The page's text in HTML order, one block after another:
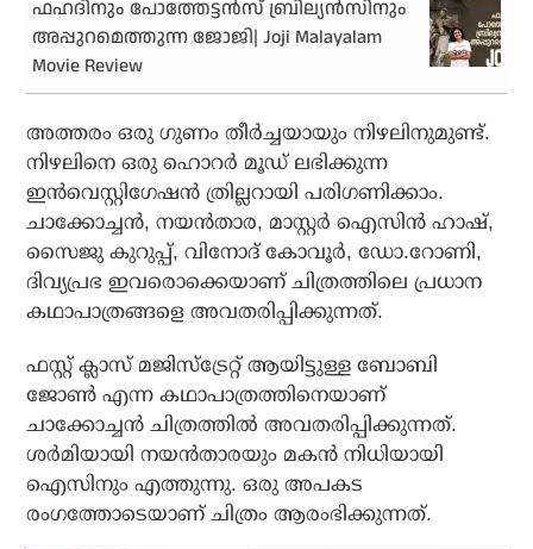
ഫഹദിനും പോത്തേട്ടന്‍സ് ബ്രില്യന്‍സിനും
അപ്പുറമെത്തുന്ന ജോജി| Joji Malayalam
Movie Review
അത്തരം ഒരു ഗുണം തീര്‍ച്ചയായും നിഴലിനുമുണ്ട്.
നിഴലിനെ ഒരു ഹൊറര്‍ മൂഡ് ലഭിക്കുന്ന
ഇന്‍വെസ്റ്റിഗേഷന്‍ ത്രില്ലറായി പരിഗണിക്കാം.
ചാക്കോച്ചന്‍, നയന്‍താര, മാസ്റ്റര്‍ ഐസിന്‍ ഹാഷ്,
സൈജു കുറുപ്പ്, വിനോദ് കോവൂര്‍, ഡോ.റോണി,
ദിവ്യപ്രഭ ഇവരൊക്കെയാണ് ചിത്രത്തിലെ പ്രധാന
കഥാപാത്രങ്ങളെ അവതരിപ്പിക്കുന്നത്.
ഫസ്റ്റ് ക്ലാസ് മജിസ്‌ട്രേറ്റ് ആയിട്ടുള്ള ബോബി
ജോണ്‍ എന്ന കഥാപാത്രത്തിനെയാണ്
ചാക്കോച്ചന്‍ ചിത്രത്തില്‍ അവതരിപ്പിക്കുന്നത്.
ശര്‍മിയായി നയന്‍താരയും മകന്‍ നിധിയായി
ഐസിനും എത്തുന്നു. ഒരു അപകട
രംഗത്തോടെയാണ് ചിത്രം ആരംഭിക്കുന്നത്.